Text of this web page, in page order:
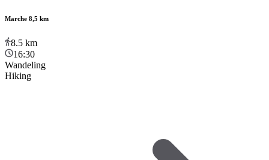
Marche 8,5 km
8.5 km
16:30
Wandeling
Hiking